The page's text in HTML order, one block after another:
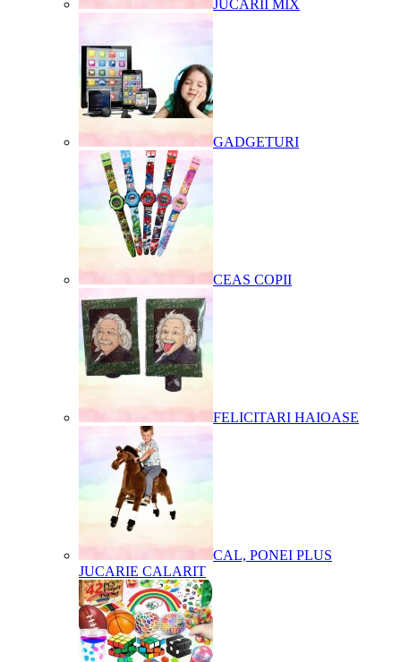
JUCARII MIX
GADGETURI
CEAS COPII
FELICITARI HAIOASE
CAL, PONEI PLUS
JUCARIE CALARIT